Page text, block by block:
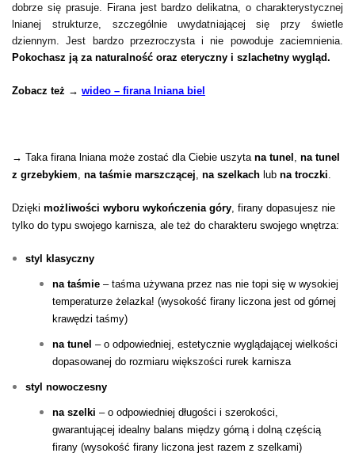
dobrze się prasuje. Firana jest bardzo delikatna, o charakterystycznej
lnianej strukturze, szczególnie uwydatniającej się przy świetle
dziennym. Jest bardzo przezroczysta i nie powoduje zaciemnienia.
Pokochasz ją za naturalność oraz eteryczny i szlachetny wygląd.
Zobacz też → wideo – firana lniana biel
→ Taka firana lniana może zostać dla Ciebie uszyta na tunel na tunel
z grzebykiem na taśmie marszczącej na szelkach lub na troczki
Dzięki możliwości wyboru wykończenia góry , firany dopasujesz nie
tylko do typu swojego karnisza, ale też do charakteru swojego wnętrza:
styl klasyczny
na taśmie – taśma używana przez nas nie topi się w wysokiej
temperaturze żelazka! (wysokość firany liczona jest od górnej
krawędzi taśmy)
na tunel – o odpowiedniej, estetycznie wyglądającej wielkości
dopasowanej do rozmiaru większości rurek karnisza
styl nowoczesny
na szelki – o odpowiedniej długości i szerokości,
gwarantującej idealny balans między górną i dolną częścią
firany (wysokość firany liczona jest razem z szelkami)